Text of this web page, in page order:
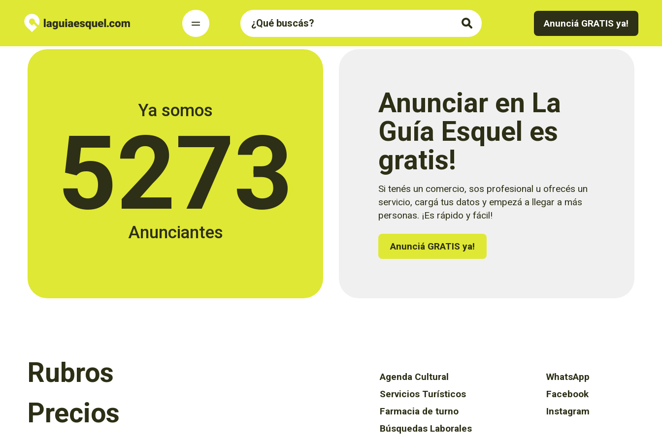
Anunciá GRATIS ya!
Ya somos
5273
Anunciantes
Anunciar en La
Guía Esquel es
gratis!
Si tenés un comercio, sos profesional u ofrecés un
servicio, cargá tus datos y empezá a llegar a más
personas. ¡Es rápido y fácil!
Anunciá GRATIS ya!
Rubros
Precios
Agenda Cultural
Servicios Turísticos
Farmacia de turno
Búsquedas Laborales
WhatsApp
Facebook
Instagram